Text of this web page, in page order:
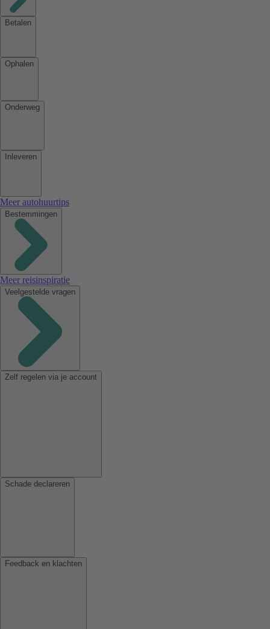
Betalen
Ophalen
Onderweg
Inleveren
Meer autohuurtips
Bestemmingen
Meer reisinspiratie
Veelgestelde vragen
Zelf regelen via je account
Schade declareren
Feedback en klachten